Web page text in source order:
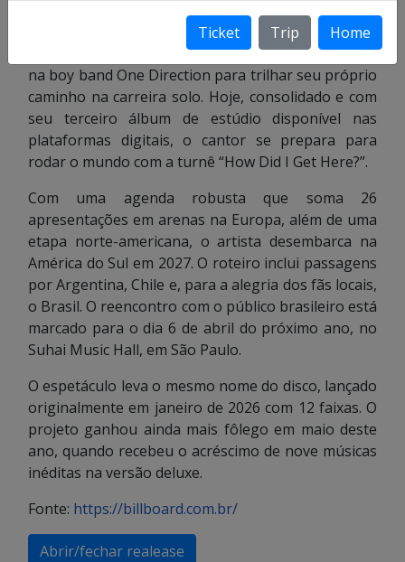
https://louis-tomlinson.com/
Há uma década, Louis Tomlinson encerrava o ciclo
na boy band One Direction para trilhar seu próprio
caminho na carreira solo. Hoje, consolidado e com
seu terceiro álbum de estúdio disponível nas
plataformas digitais, o cantor se prepara para
rodar o mundo com a turnê “How Did I Get Here?”.
Com uma agenda robusta que soma 26
apresentações em arenas na Europa, além de uma
etapa norte-americana, o artista desembarca na
América do Sul em 2027. O roteiro inclui passagens
por Argentina, Chile e, para a alegria dos fãs locais,
o Brasil. O reencontro com o público brasileiro está
marcado para o dia 6 de abril do próximo ano, no
Suhai Music Hall, em São Paulo.
O espetáculo leva o mesmo nome do disco, lançado
originalmente em janeiro de 2026 com 12 faixas. O
projeto ganhou ainda mais fôlego em maio deste
ano, quando recebeu o acréscimo de nove músicas
inéditas na versão deluxe.
Fonte: https://billboard.com.br/
Abrir/fechar realease
Ticket Trip Home